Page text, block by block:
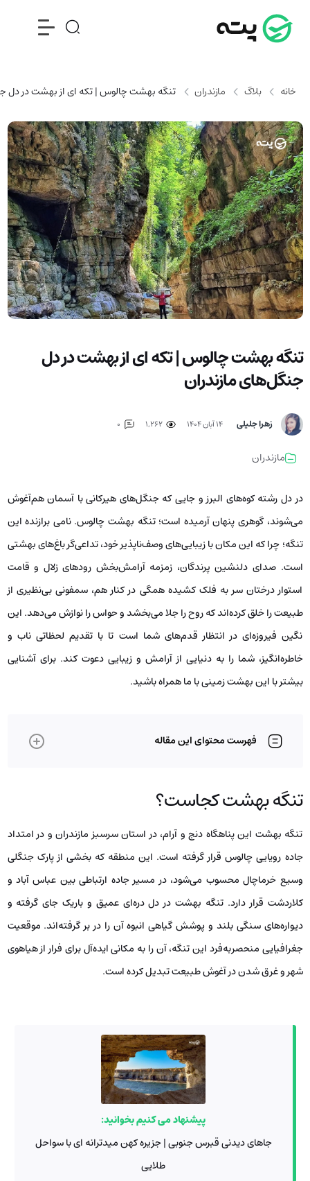
خانه بلاگ مازندران تنگه بهشت چالوس | تکه ای از بهشت در دل
تنگه بهشت چالوس | تکه ای از بهشت در دل
جنگل‌های مازندران
زهرا جلیلی ۱۴ آبان ۱۴۰۴ 1,262
مازندران
در دل رشته کوه‌های البرز و جایی که جنگل‌های هیرکانی با آسمان هم‌آغوش
می‌شوند، گوهری پنهان آرمیده است؛ تنگه بهشت چالوس. نامی برازنده این
تنگه؛ چرا که این مکان با زیبایی‌های وصف‌ناپذیر خود، تداعی‌گر باغ‌های بهشتی
است. صدای دلنشین پرندگان، زمزمه آرامش‌بخش رودهای زلال و قامت
استوار درختان سر به فلک کشیده همگی در کنار هم، سمفونی بی‌نظیری از
طبیعت را خلق کرده‌اند که روح را جلا می‌بخشد و حواس را نوازش می‌دهد. این
نگین فیروزه‌ای در انتظار قدم‌های شما است تا با تقدیم لحظاتی ناب و
خاطره‌انگیز، شما را به دنیایی از آرامش و زیبایی دعوت کند. برای آشنایی
بیشتر با این بهشت زمینی با ما همراه باشید.
فهرست محتوای این مقاله
تنگه بهشت کجاست؟
تنگه بهشت این پناهگاه دنج و آرام، در استان سرسبز مازندران و در امتداد
جاده رویایی چالوس قرار گرفته است. این منطقه که بخشی از پارک جنگلی
وسیع خرماچال محسوب می‌شود، در مسیر جاده ارتباطی بین عباس آباد و
کلاردشت قرار دارد. تنگه بهشت در دل دره‌ای عمیق و باریک جای گرفته و
دیواره‌های سنگی بلند و پوشش گیاهی انبوه آن را در بر گرفته‌اند. موقعیت
جغرافیایی منحصربه‌فرد این تنگه، آن را به مکانی ایده‌آل برای فرار از هیاهوی
شهر و غرق شدن در آغوش طبیعت تبدیل کرده است.
پیشنهاد می کنیم بخوانید:
جاهای دیدنی قبرس جنوبی | جزیره کهن میدترانه ای با سواحل
طلایی